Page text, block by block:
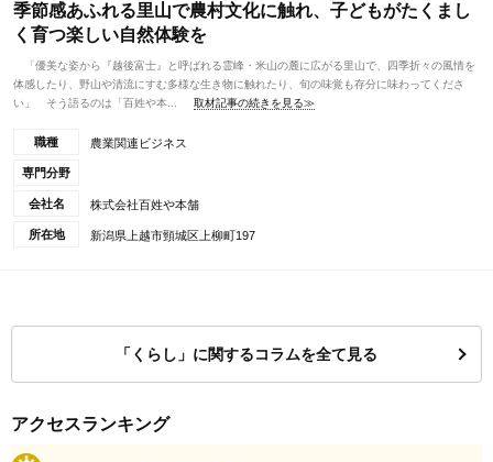
季節感あふれる里山で農村文化に触れ、子どもがたくまし
く育つ楽しい自然体験を
「優美な姿から『越後富士』と呼ばれる霊峰・米山の麓に広がる里山で、四季折々の風情を
体感したり、野山や清流にすむ多様な生き物に触れたり、旬の味覚も存分に味わってくださ
い」 そう語るのは「百姓や本...
取材記事の続きを見る≫
職種 農業関連ビジネス
専門分野
会社名 株式会社百姓や本舗
所在地 新潟県上越市頸城区上柳町197
「くらし」に関するコラムを全て見る
アクセスランキング